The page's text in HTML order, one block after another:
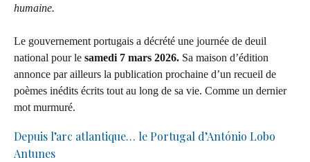
humaine.
Le gouvernement portugais a décrété une journée de deuil
national pour le samedi 7 mars 2026. Sa maison d’édition
annonce par ailleurs la publication prochaine d’un recueil de
poèmes inédits écrits tout au long de sa vie. Comme un dernier
mot murmuré.
Depuis l’arc atlantique… le Portugal d’António Lobo
Antunes